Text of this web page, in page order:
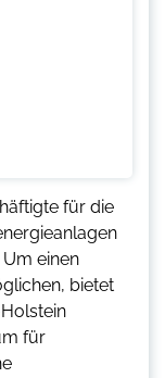
für die
einen
bietet
für